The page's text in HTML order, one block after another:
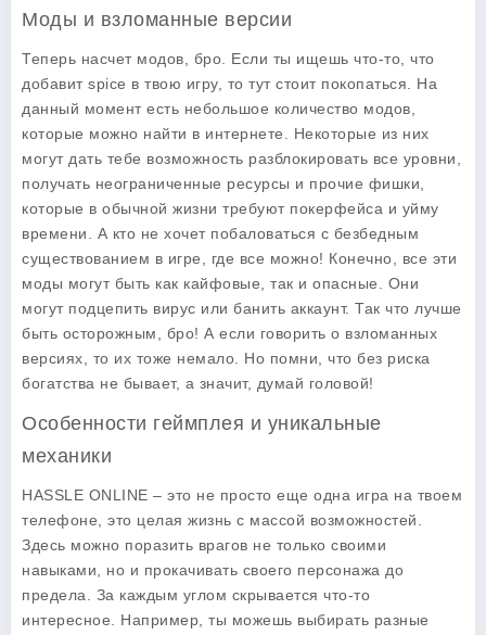
Моды и взломанные версии
Теперь насчет модов, бро. Если ты ищешь что-то, что
добавит spice в твою игру, то тут стоит покопаться. На
данный момент есть небольшое количество модов,
которые можно найти в интернете. Некоторые из них
могут дать тебе возможность разблокировать все уровни,
получать неограниченные ресурсы и прочие фишки,
которые в обычной жизни требуют покерфейса и уйму
времени. А кто не хочет побаловаться с безбедным
существованием в игре, где все можно! Конечно, все эти
моды могут быть как кайфовые, так и опасные. Они
могут подцепить вирус или банить аккаунт. Так что лучше
быть осторожным, бро! А если говорить о взломанных
версиях, то их тоже немало. Но помни, что без риска
богатства не бывает, а значит, думай головой!
Особенности геймплея и уникальные
механики
HASSLE ONLINE – это не просто еще одна игра на твоем
телефоне, это целая жизнь с массой возможностей.
Здесь можно поразить врагов не только своими
навыками, но и прокачивать своего персонажа до
предела. За каждым углом скрывается что-то
интересное. Например, ты можешь выбирать разные